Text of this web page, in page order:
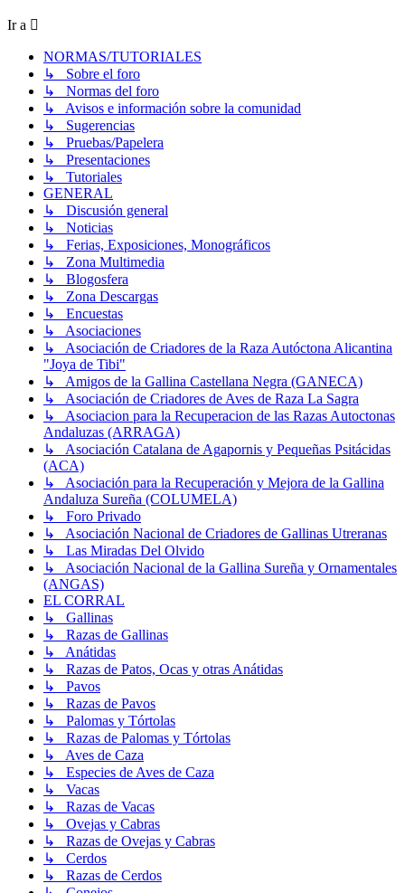
Ir a
NORMAS/TUTORIALES
↳ Sobre el foro
↳ Normas del foro
↳ Avisos e información sobre la comunidad
↳ Sugerencias
↳ Pruebas/Papelera
↳ Presentaciones
↳ Tutoriales
GENERAL
↳ Discusión general
↳ Noticias
↳ Ferias, Exposiciones, Monográficos
↳ Zona Multimedia
↳ Blogosfera
↳ Zona Descargas
↳ Encuestas
↳ Asociaciones
↳ Asociación de Criadores de la Raza Autóctona Alicantina
"Joya de Tibi"
↳ Amigos de la Gallina Castellana Negra (GANECA)
↳ Asociación de Criadores de Aves de Raza La Sagra
↳ Asociacion para la Recuperacion de las Razas Autoctonas
Andaluzas (ARRAGA)
↳ Asociación Catalana de Agapornis y Pequeñas Psitácidas
(ACA)
↳ Asociación para la Recuperación y Mejora de la Gallina
Andaluza Sureña (COLUMELA)
↳ Foro Privado
↳ Asociación Nacional de Criadores de Gallinas Utreranas
↳ Las Miradas Del Olvido
↳ Asociación Nacional de la Gallina Sureña y Ornamentales
(ANGAS)
EL CORRAL
↳ Gallinas
↳ Razas de Gallinas
↳ Anátidas
↳ Razas de Patos, Ocas y otras Anátidas
↳ Pavos
↳ Razas de Pavos
↳ Palomas y Tórtolas
↳ Razas de Palomas y Tórtolas
↳ Aves de Caza
↳ Especies de Aves de Caza
↳ Vacas
↳ Razas de Vacas
↳ Ovejas y Cabras
↳ Razas de Ovejas y Cabras
↳ Cerdos
↳ Razas de Cerdos